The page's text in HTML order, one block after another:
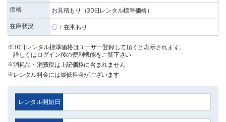
価格
お見積もり（30日レンタル標準価格）
在庫状況
〇：在庫あり
30日レンタル標準価格はユーザー登録して頂くと表示されます。
詳しくはログイン後の便利機能をご覧下さい
消耗品・消費税は上記価格に含まれません
レンタル料金には最低料金がございます
レンタル開始日